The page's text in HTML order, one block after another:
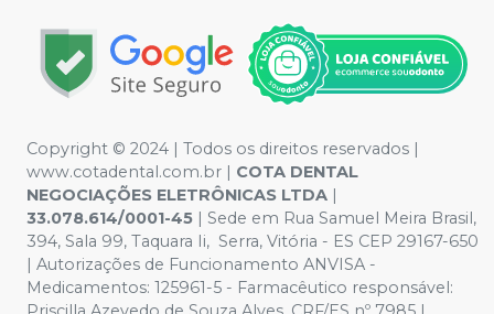
Copyright © 2024 | Todos os direitos reservados |
www.cotadental.com.br | COTA DENTAL
NEGOCIAÇÕES ELETRÔNICAS LTDA |
33.078.614/0001-45 | Sede em Rua Samuel Meira Brasil,
394, Sala 99, Taquara Ii, Serra, Vitória - ES CEP 29167-650
| Autorizações de Funcionamento ANVISA -
Medicamentos: 125961-5 - Farmacêutico responsável: